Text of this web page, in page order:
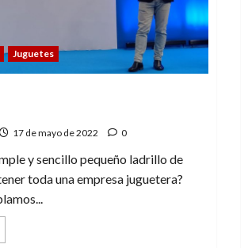
Juguetes
17 de mayo de 2022 0
y sencillo pequeño ladrillo de
toda una empresa juguetera?